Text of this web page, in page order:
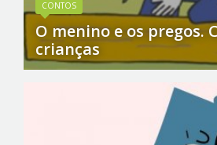
CONTOS
O menino e os pregos.
crianças